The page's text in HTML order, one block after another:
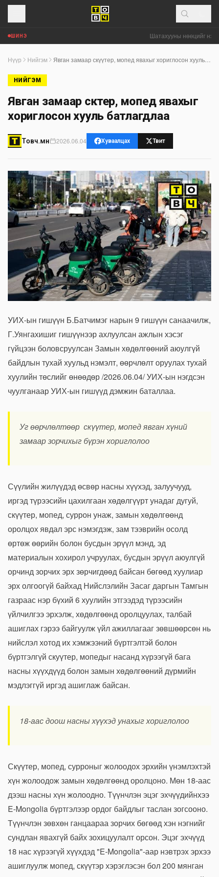
ШИНЭ Шатахууны нөөцийг
Нүүр Нийгэм
НИЙГЭМ
Явган замаар скүүтер, мопед явахыг
хориглосон хууль батлагдлаа
Товч.мн 2026.06.04 Хуваалцах Твит
УИХ-ын гишүүн Б.Батчимэг нарын 9 гишүүн санаачилж,
Г.Уянгахишиг гишүүнээр ахлуулсан ажлын хэсэг
гүйцээн боловсруулсан Замын хөдөлгөөний аюулгүй
байдлын тухай хуульд нэмэлт, өөрчлөлт оруулах тухай
хуулийн төслийг өнөөдөр /2026.06.04/ УИХ-ын нэгдсэн
чуулганаар УИХ-ын гишүүд дэмжин баталлаа.
Уг өөрчлөлтөөр скүүтер, мопед явган хүний
замаар зорчихыг бүрэн хориглолоо
Сүүлийн жилүүдэд өсвөр насны хүүхэд, залуучууд,
иргэд түрээсийн цахилгаан хөдөлгүүрт унадаг дугуй,
скүүтер, мопед, суррон унаж, замын хөдөлгөөнд
оролцох явдал эрс нэмэгдэж, зам тээврийн осолд
өртөж өөрийн болон бусдын эрүүл мэнд, эд
материалын хохирол учруулах, бусдын эрүүл аюулгүй
орчинд зорчих эрх зөрчигдөөд байсан бөгөөд хуулиар
эрх олгоогүй байхад Нийслэлийн Засаг даргын Тамгын
газраас нэр бүхий 6 хуулийн этгээдэд түрээсийн
үйлчилгээ эрхэлж, хөдөлгөөнд оролцуулах, талбай
ашиглах гэрээ байгуулж үйл ажиллагааг зөвшөөрсөн нь
нийслэл хотод их хэмжээний бүртгэлтэй болон
бүртгэлгүй скуүтер, мопедыг насанд хүрээгүй бага
насны хүүхдүүд болон замын хөдөлгөөний дүрмийн
мэдлэггүй иргэд ашиглаж байсан.
18-аас доош насны хүүхэд унахыг хориглолоо
Скүүтер, мопед, сурроныг жолоодох эрхийн үнэмлэхтэй
хүн жолоодож замын хөдөлгөөнд оролцоно. Мөн 18-аас
дээш насны хүн жолоодно. Түүнчлэн эцэг эхчүүдийнхээ
E-Mongolia бүртгэлээр ордог байдлыг таслан зогсооно.
Түүнчлэн зөвхөн ганцаараа зорчих бөгөөд хэн нэгнийг
сундлан явахгүй байх зохицуулалт орсон. Эцэг эхчүүд
18 нас хүрээгүй хүүхдэд "E-Mongolia"-аар нэвтрэх эрхээ
ашиглуулж мопед, скүүтэр хэрэглэсэн бол 200 мянган